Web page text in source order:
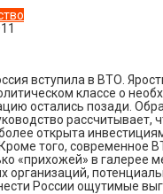
вступила в ВТО.
классе о
остались позади.
рассчитывает,
открыта
того, современное
«прихожей» в галерее
организаций,
России ощутимые